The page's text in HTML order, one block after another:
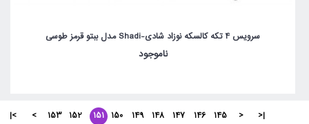
سرویس 4 تکه کالسکه نوزاد شادی-Shadi مدل ببتو قرمز طوسی
ناموجود
|<
<
145
146
147
148
149
150
151
152
153
>
>|